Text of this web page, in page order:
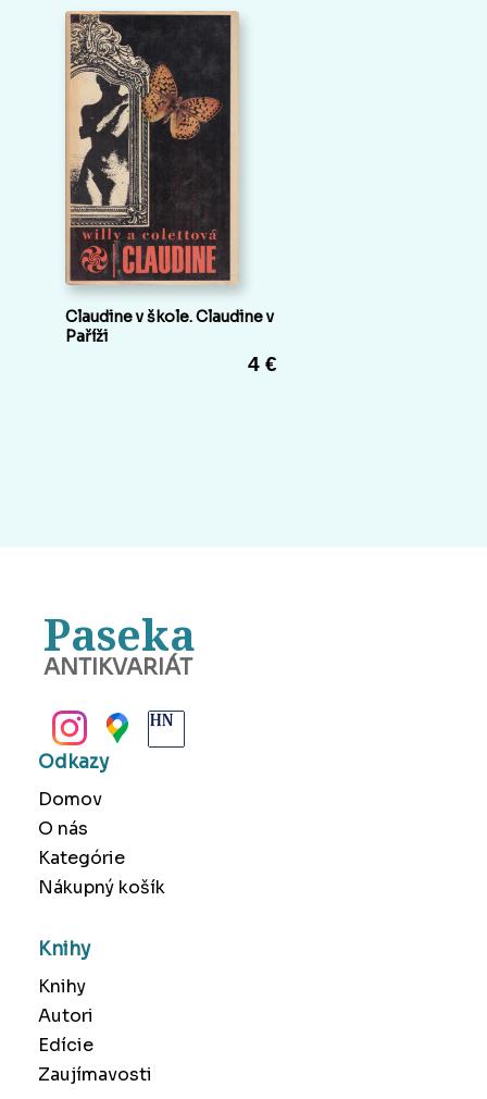
Claudine v škole. Claudine v
Paříži
4 €
Paseka
ANTIKVARIÁT
Odkazy
Domov
O nás
Kategórie
Nákupný košík
Knihy
Knihy
Autori
Edície
Zaujímavosti